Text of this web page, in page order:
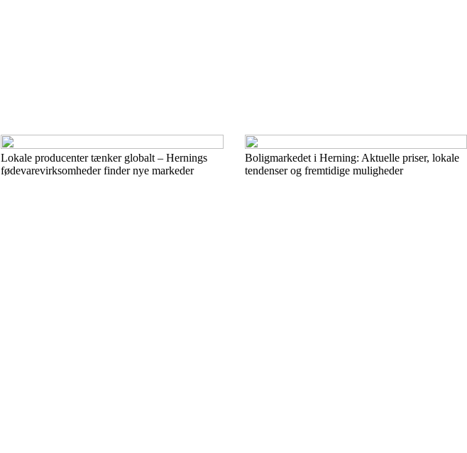
Lokale producenter tænker globalt – Hernings
fødevarevirksomheder finder nye markeder
Boligmarkedet i Herning: Aktuelle priser, lokale
tendenser og fremtidige muligheder